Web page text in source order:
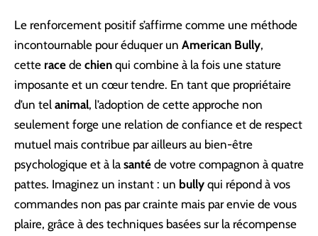
Le renforcement positif s’affirme comme une méthode
incontournable pour éduquer un American Bully,
cette race de chien qui combine à la fois une stature
imposante et un cœur tendre. En tant que propriétaire
d’un tel animal, l’adoption de cette approche non
seulement forge une relation de confiance et de respect
mutuel mais contribue par ailleurs au bien-être
psychologique et à la santé de votre compagnon à quatre
pattes. Imaginez un instant : un bully qui répond à vos
commandes non pas par crainte mais par envie de vous
plaire, grâce à des techniques basées sur la récompense